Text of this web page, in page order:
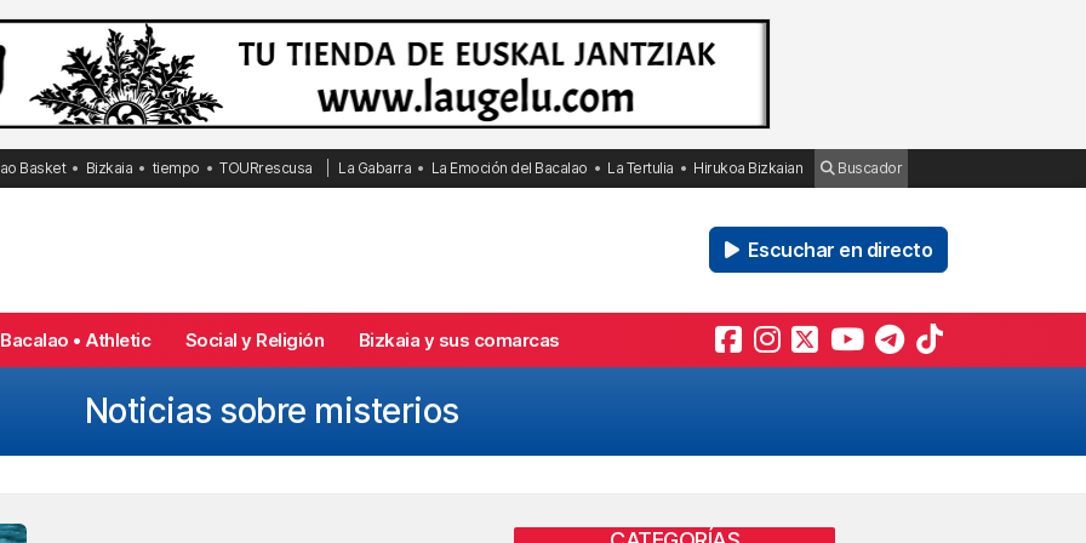
Basket Bizkaia tiempo TOURrescusa La Gabarra La Emoción del Bacalao La Tertulia Hirukoa Bizkaian Buscador
Escuchar en directo
Bacalao • Athletic Social y Religión Bizkaia y sus comarcas
Noticias sobre misterios